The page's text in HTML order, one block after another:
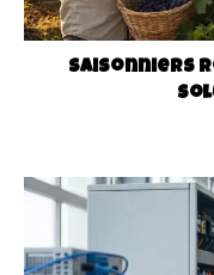
Saisonniers